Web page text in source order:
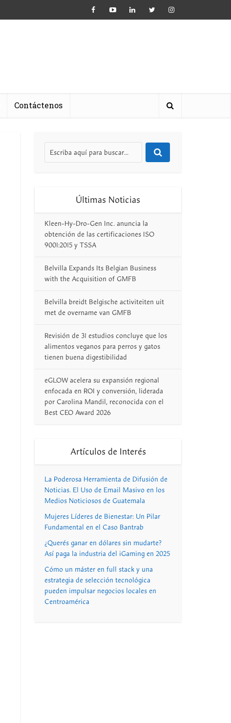
Contáctenos
Últimas Noticias
Kleen-Hy-Dro-Gen Inc. anuncia la
obtención de las certificaciones ISO
9001:2015 y TSSA
Belvilla Expands Its Belgian Business
with the Acquisition of GMFB
Belvilla breidt Belgische activiteiten uit
met de overname van GMFB
Revisión de 31 estudios concluye que los
alimentos veganos para perros y gatos
tienen buena digestibilidad
eGLOW acelera su expansión regional
enfocada en ROI y conversión, liderada
por Carolina Mandil, reconocida con el
Best CEO Award 2026
Artículos de Interés
La Poderosa Herramienta de Difusión de
Noticias. El Uso de Email Masivo en los
Medios Noticiosos de Guatemala
Mujeres Líderes de Bienestar: Un Pilar
Fundamental en el Caso Bantrab
¿Querés ganar en dólares sin mudarte?
Así paga la industria del iGaming en 2025
Cómo un máster en full stack y una
estrategia de selección tecnológica
pueden impulsar negocios locales en
Centroamérica